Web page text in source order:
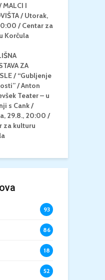
MALCI I
/ Utorak,
/ Centar za
Korčula
ZA
/ “Gubljenje
/ Anton
Teater – u
s Cank /
29.8., 20:00 /
za kulturu
93
86
18
52